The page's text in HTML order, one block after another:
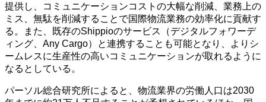
提供し、コミュニケーションコストの大幅な削減、業務上の
ミス、無駄を削減することで国際物流業務の効率化に貢献す
る。また、既存のShippioのサービス（デジタルフォワーデ
ィング、Any Cargo）と連携することも可能となり、よりシ
ームレスに生産性の高いコミュニケーションが取れるように
なるとしている。
パーソル総合研究所によると、物流業界の労働人口は2030